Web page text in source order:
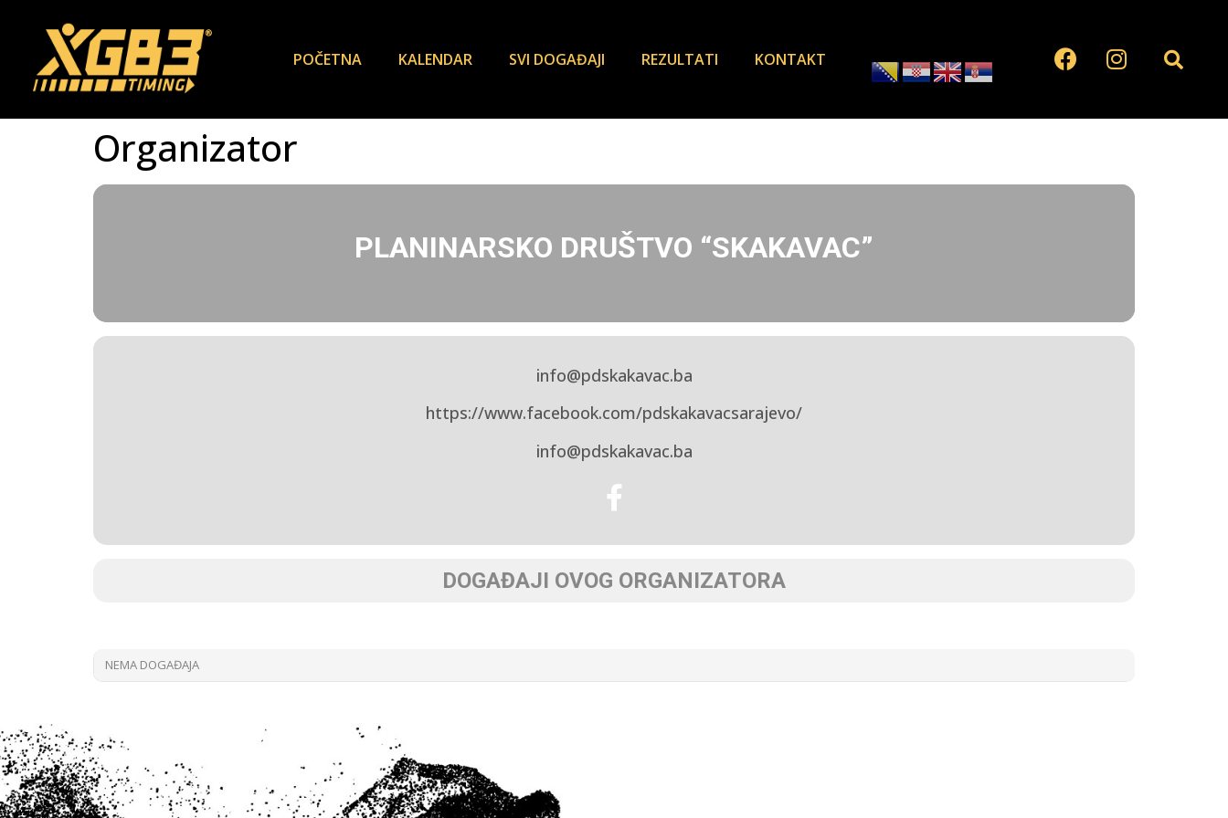
POČETNA KALENDAR SVI DOGAĐAJI REZULTATI KONTAKT
Organizator
PLANINARSKO DRUŠTVO “SKAKAVAC”
info@pdskakavac.ba
https://www.facebook.com/pdskakavacsarajevo/
info@pdskakavac.ba
DOGAĐAJI OVOG ORGANIZATORA
NEMA DOGAĐAJA